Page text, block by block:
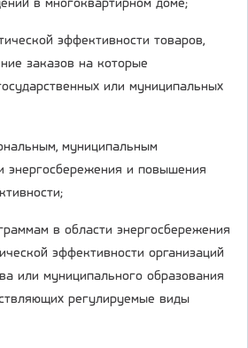
в многоквартирном доме;
эффективности товаров,
заказов на которые
или муниципальных
муниципальным
энергосбережения и повышения
в области энергосбережения
эффективности организаций
или муниципального образования
регулируемые виды